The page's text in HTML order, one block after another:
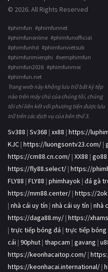
© 2026. All Rights Reserved
#phimfun #phimfunnet
#phimfunonline #phimfunofficial
#phimfunhd #phimfunvietsub
#phimfunmienphi #xemphimfun
#phimfun2026 #phimfunmoi
#phimfun.net
Trang web này không lưu trữ bất kỳ tệp
nào trên máy chủ của chúng tôi, chúng
tôi chỉ liên kết với phương tiện được lưu
trữ trên các dịch vụ của bên thứ 3.
Sv388 | Sv368 | xx88 | https://
KJC | https://luongsontv23.com/ |
https://cm88.cn.com/ | XX88 | go88
https://fly88.select/ | https://
FLY88 | FLY88 | phimhayok | đá gà
https://mm88.center/ | https://
| nhà cái uy tín | nhà cái uy tín | nhà
https://daga88.my/ | https://
| trực tiếp bóng đá | trực tiếp bóng
cái | 90phut | thapcam | gavang |
https://keonhacaitop.com/ |
https://keonhacai.international/ |